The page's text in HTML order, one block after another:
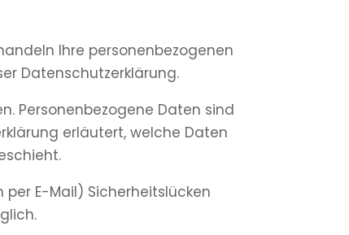
Ihre personenbezogenen
Datenschutzerklärung.
Personenbezogene Daten sind
erläutert, welche Daten
E-Mail) Sicherheitslücken